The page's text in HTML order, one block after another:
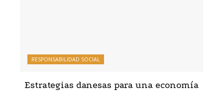
RESPONSABILIDAD SOCIAL
Estrategias danesas para una economía